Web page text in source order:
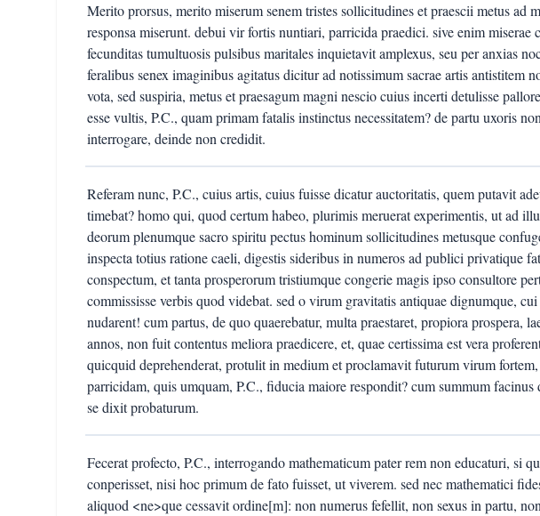
Merito prorsus, merito miserum senem tristes sollicitudines et praescii metus ad
responsa miserunt. debui vir fortis nuntiari, parricida praedici. sive enim miserae
fecunditas tumultuosis pulsibus maritales inquietavit amplexus, seu per anxias
feralibus senex imaginibus agitatus dicitur ad notissimum sacrae artis antistitem
vota, sed suspiria, metus et praesagum magni nescio cuius incerti detulisse
esse vultis, P.C., quam primam fatalis instinctus necessitatem? de partu uxoris
interrogare, deinde non credidit.
Referam nunc, P.C., cuius artis, cuius fuisse dicatur auctoritatis, quem putavit
timebat? homo qui, quod certum habeo, plurimis meruerat experimentis, ut ad
deorum plenumque sacro spiritu pectus hominum sollicitudines metusque
inspecta totius ratione caeli, digestis sideribus in numeros ad publici privatique
conspectum, et tanta prosperorum tristiumque congerie magis ipso consultore
commississe verbis quod videbat. sed o virum gravitatis antiquae dignumque, cui
nudarent! cum partus, de quo quaerebatur, multa praestaret, propiora prospera,
annos, non fuit contentus meliora praedicere, et, quae certissima est vera
quicquid deprehenderat, protulit in medium et proclamavit futurum virum
parricidam, quis umquam, P.C., fiducia maiore respondit? cum summum facinus
se dixit probaturum.
Fecerat profecto, P.C., interrogando mathematicum pater rem non educaturi, si
conperisset, nisi hoc primum de fato fuisset, ut viverem. sed nec mathematici
aliquod <ne>que cessavit ordine[m]: non numerus fefellit, non sexus in partu,